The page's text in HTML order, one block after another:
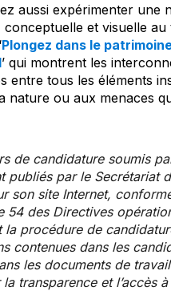
aussi expérimenter une
conceptuelle et visuelle au
Plongez dans le
’ qui montrent les
entre tous les éléments
nature ou aux menaces
de candidature soumis
publiés par le Secrétariat
son site Internet,
54 des Directives
la procédure de
contenues dans les
les documents de
transparence et l’accès